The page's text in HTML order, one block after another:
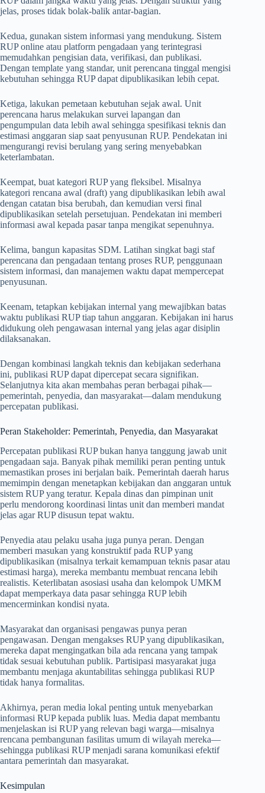
jelas, proses tidak bolak-balik antar-bagian.
Kedua, gunakan sistem informasi yang mendukung. Sistem
RUP online atau platform pengadaan yang terintegrasi
memudahkan pengisian data, verifikasi, dan publikasi.
Dengan template yang standar, unit perencana tinggal mengisi
kebutuhan sehingga RUP dapat dipublikasikan lebih cepat.
Ketiga, lakukan pemetaan kebutuhan sejak awal. Unit
perencana harus melakukan survei lapangan dan
pengumpulan data lebih awal sehingga spesifikasi teknis dan
estimasi anggaran siap saat penyusunan RUP. Pendekatan ini
mengurangi revisi berulang yang sering menyebabkan
keterlambatan.
Keempat, buat kategori RUP yang fleksibel. Misalnya
kategori rencana awal (draft) yang dipublikasikan lebih awal
dengan catatan bisa berubah, dan kemudian versi final
dipublikasikan setelah persetujuan. Pendekatan ini memberi
informasi awal kepada pasar tanpa mengikat sepenuhnya.
Kelima, bangun kapasitas SDM. Latihan singkat bagi staf
perencana dan pengadaan tentang proses RUP, penggunaan
sistem informasi, dan manajemen waktu dapat mempercepat
penyusunan.
Keenam, tetapkan kebijakan internal yang mewajibkan batas
waktu publikasi RUP tiap tahun anggaran. Kebijakan ini harus
didukung oleh pengawasan internal yang jelas agar disiplin
dilaksanakan.
Dengan kombinasi langkah teknis dan kebijakan sederhana
ini, publikasi RUP dapat dipercepat secara signifikan.
Selanjutnya kita akan membahas peran berbagai pihak—
pemerintah, penyedia, dan masyarakat—dalam mendukung
percepatan publikasi.
Peran Stakeholder: Pemerintah, Penyedia, dan Masyarakat
Percepatan publikasi RUP bukan hanya tanggung jawab unit
pengadaan saja. Banyak pihak memiliki peran penting untuk
memastikan proses ini berjalan baik. Pemerintah daerah harus
memimpin dengan menetapkan kebijakan dan anggaran untuk
sistem RUP yang teratur. Kepala dinas dan pimpinan unit
perlu mendorong koordinasi lintas unit dan memberi mandat
jelas agar RUP disusun tepat waktu.
Penyedia atau pelaku usaha juga punya peran. Dengan
memberi masukan yang konstruktif pada RUP yang
dipublikasikan (misalnya terkait kemampuan teknis pasar atau
estimasi harga), mereka membantu membuat rencana lebih
realistis. Keterlibatan asosiasi usaha dan kelompok UMKM
dapat memperkaya data pasar sehingga RUP lebih
mencerminkan kondisi nyata.
Masyarakat dan organisasi pengawas punya peran
pengawasan. Dengan mengakses RUP yang dipublikasikan,
mereka dapat mengingatkan bila ada rencana yang tampak
tidak sesuai kebutuhan publik. Partisipasi masyarakat juga
membantu menjaga akuntabilitas sehingga publikasi RUP
tidak hanya formalitas.
Akhirnya, peran media lokal penting untuk menyebarkan
informasi RUP kepada publik luas. Media dapat membantu
menjelaskan isi RUP yang relevan bagi warga—misalnya
rencana pembangunan fasilitas umum di wilayah mereka—
sehingga publikasi RUP menjadi sarana komunikasi efektif
antara pemerintah dan masyarakat.
Kesimpulan